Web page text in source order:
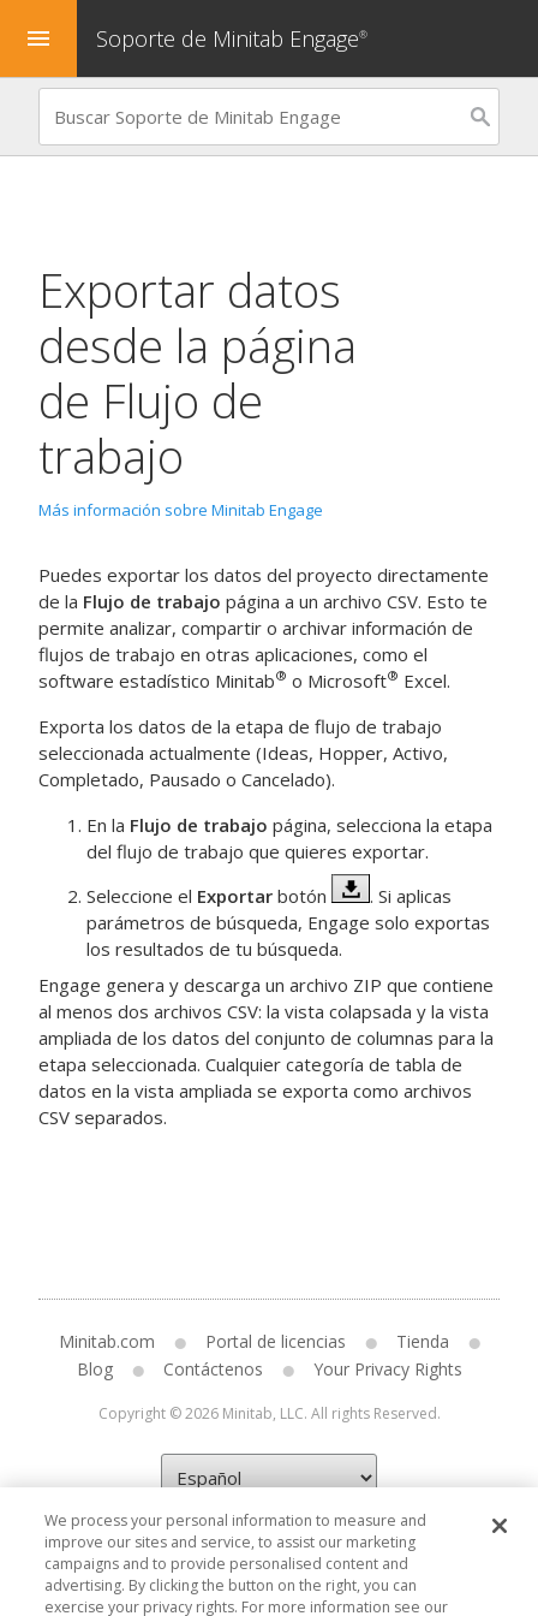
menu Soporte de Minitab Engage®
Exportar datos
desde la página
de Flujo de
trabajo
Más información sobre Minitab Engage
Puedes exportar los datos del proyecto directamente
de la Flujo de trabajo página a un archivo CSV. Esto te
permite analizar, compartir o archivar información de
flujos de trabajo en otras aplicaciones, como el
software estadístico Minitab® o Microsoft® Excel.
Exporta los datos de la etapa de flujo de trabajo
seleccionada actualmente (Ideas, Hopper, Activo,
Completado, Pausado o Cancelado).
En la Flujo de trabajo página, selecciona la etapa
del flujo de trabajo que quieres exportar.
Seleccione el Exportar botón
. Si aplicas
parámetros de búsqueda, Engage solo exportas
los resultados de tu búsqueda.
Engage genera y descarga un archivo ZIP que contiene
al menos dos archivos CSV: la vista colapsada y la vista
ampliada de los datos del conjunto de columnas para la
etapa seleccionada. Cualquier categoría de tabla de
datos en la vista ampliada se exporta como archivos
CSV separados.
Minitab.com Portal de licencias
Tienda
Blog
Contáctenos Your Privacy Rights
Copyright © 2026 Minitab, LLC. All rights Reserved.
We process your personal information to measure and
improve our sites and service, to assist our marketing
campaigns and to provide personalised content and
advertising. By clicking the button on the right, you can
exercise your privacy rights. For more information see our